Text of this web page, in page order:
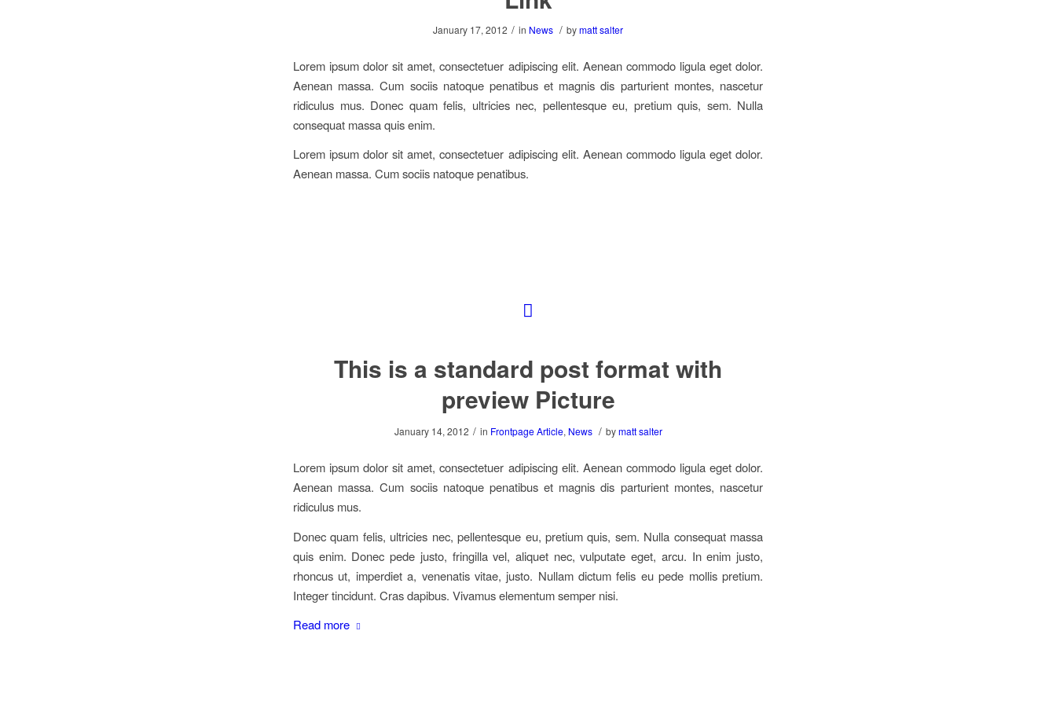
January 17, 2012 / in News / bymatt salter
Lorem ipsum dolor sit amet, consectetuer adipiscing elit. Aenean commodo ligula eget dolor.
Aenean massa. Cum sociis natoque penatibus et magnis dis parturient montes, nascetur
ridiculus mus. Donec quam felis, ultricies nec, pellentesque eu, pretium quis, sem. Nulla
consequat massa quis enim.
Lorem ipsum dolor sit amet, consectetuer adipiscing elit. Aenean commodo ligula eget dolor.
Aenean massa. Cum sociis natoque penatibus.
This is a standard post format with
preview Picture
January 14, 2012 / in Frontpage Article, News / bymatt salter
Lorem ipsum dolor sit amet, consectetuer adipiscing elit. Aenean commodo ligula eget dolor.
Aenean massa. Cum sociis natoque penatibus et magnis dis parturient montes, nascetur
ridiculus mus.
Donec quam felis, ultricies nec, pellentesque eu, pretium quis, sem. Nulla consequat massa
quis enim. Donec pede justo, fringilla vel, aliquet nec, vulputate eget, arcu. In enim justo,
rhoncus ut, imperdiet a, venenatis vitae, justo. Nullam dictum felis eu pede mollis pretium.
Integer tincidunt. Cras dapibus. Vivamus elementum semper nisi.
Read more